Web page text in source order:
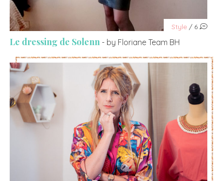
Style / 6
Le dressing de Solenn - by Floriane Team BH